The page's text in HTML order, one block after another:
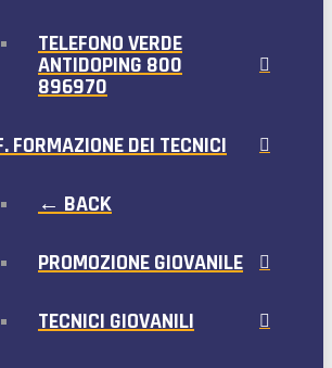
TELEFONO VERDE
ANTIDOPING 800
896970
FORMAZIONE DEI TECNICI
← BACK
PROMOZIONE GIOVANILE
TECNICI GIOVANILI